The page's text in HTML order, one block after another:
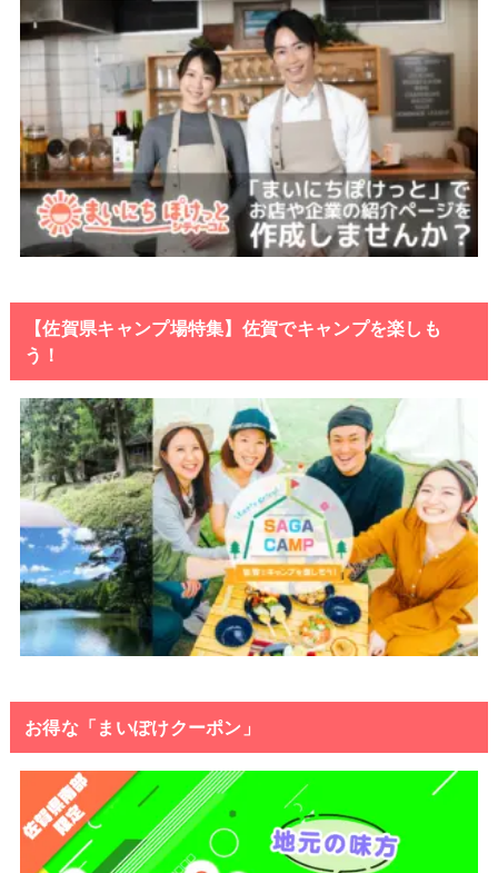
【佐賀県キャンプ場特集】佐賀でキャンプを楽しも
う！
お得な「まいぽけクーポン」